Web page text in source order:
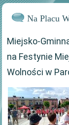
Na Placu
Miejsko-
na Festynie
Wolności w